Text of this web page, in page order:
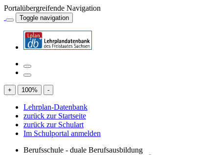
Portalübergreifende Navigation
Toggle navigation
+ 100% -
Lehrplan-Datenbank
zurück zur Startseite
zurück zur Schulart
Im Schulportal anmelden
Berufsschule - duale Berufsausbildung